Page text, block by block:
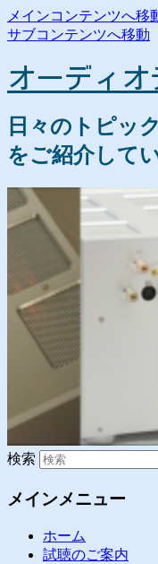
メインコンテンツへ移
サブコンテンツへ移動
オーディ
日々のトピッ
をご紹介して
検索
メインメニュー
ホーム
試聴のご案内